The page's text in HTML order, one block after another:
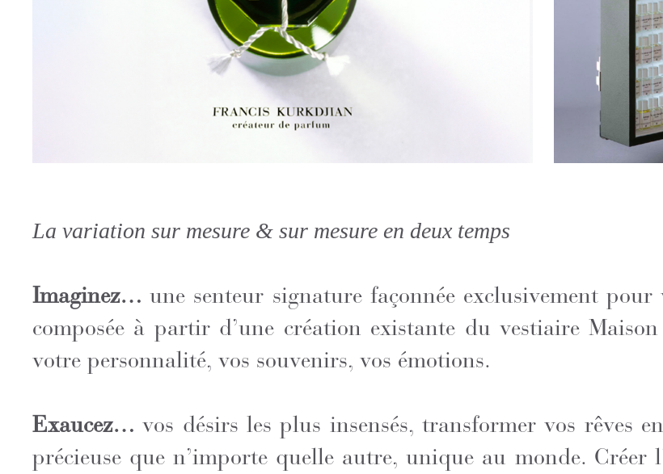
La variation sur mesure & sur mesure en deux temps
Imaginez…une senteur signature façonnée exclusivement
composée à partir d’une création existante du vestiaire
votre personnalité, vos souvenirs, vos émotions.
Exaucez…vos désirs les plus insensés, transformer vos rêves
précieuse que n’importe quelle autre, unique au monde.